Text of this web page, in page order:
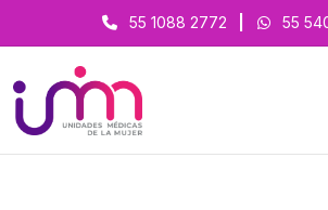
55 1088 2772 55